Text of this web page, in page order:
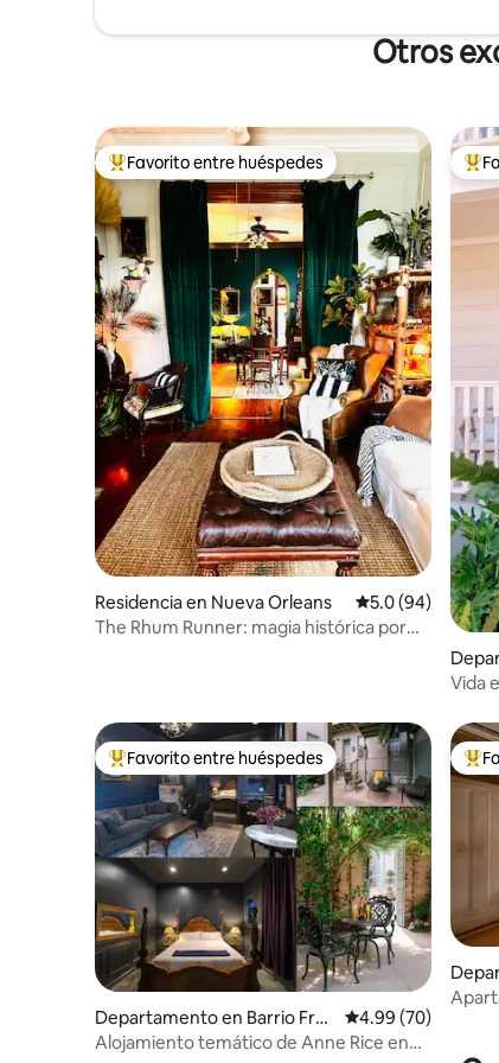
de 1 milla de distancia.
Otros
De los mejores en Favorito entre huéspedes
Favorito entre huéspedes
Residencia en Nueva Orleans Calificación
5.0 (94)
The Rhum Runner: magia histórica por
De
en
Vida
De los mejores en Favorito entre huéspedes
Favorito entre huéspedes
Departamento en Barrio Fran
cés de Nueva Orleans
Calificación
4.99 (70)
Alojamiento temático de Anne Rice en
De
en